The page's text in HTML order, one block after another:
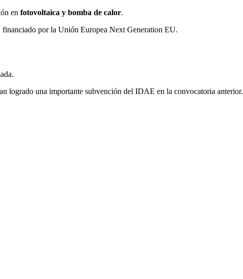
en fotovoltaica y bomba de calor.
financiado por la Unión Europea Next Generation EU.
logrado una importante subvención del IDAE en la convocatoria anterior.